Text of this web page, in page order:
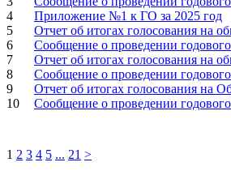
4
Приложение №1 к ГО за 2025 год
5
Отчет об итогах голосования на
6
Сообщение о проведении
7
Отчет об итогах голосования на
8
Сообщение о проведении
9
Отчет об итогах голосования на
10
Сообщение о проведении
1 2 3 4 5 ... 21 >